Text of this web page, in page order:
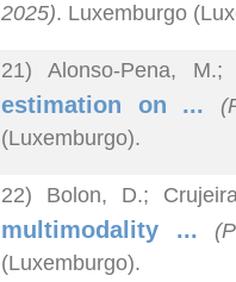
2025). Luxemburgo
21) Alonso-Pena,
estimation on ...
(Luxemburgo).
22) Bolon, D.;
multimodality ...
(Luxemburgo).